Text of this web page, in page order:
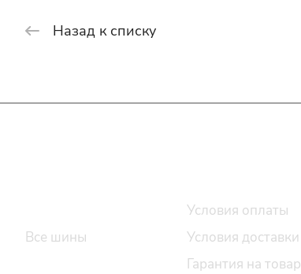
Назад к списку
Все шины
Условия оплаты
Условия доставки
Гарантия на товар